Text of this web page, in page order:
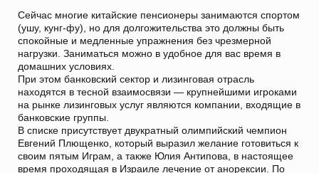
Сейчас многие китайские пенсионеры занимаются спортом
(ушу, кунг-фу), но для долгожительства это должны быть
спокойные и медленные упражнения без чрезмерной
нагрузки. Заниматься можно в удобное для вас время в
домашних условиях.
При этом банковский сектор и лизинговая отрасль
находятся в тесной взаимосвязи — крупнейшими игроками
на рынке лизинговых услуг являются компании, входящие в
банковские группы.
В списке присутствует двукратный олимпийский чемпион
Евгений Плющенко, который выразил желание готовиться к
своим пятым Играм, а также Юлия Антипова, в настоящее
время проходящая в Израиле лечение от анорексии. По